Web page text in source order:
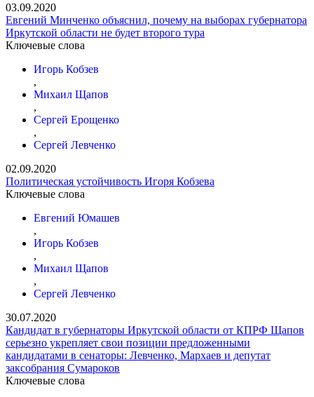
03.09.2020
Евгений Минченко объяснил, почему на выборах губернатора
Иркутской области не будет второго тура
Ключевые слова
Игорь Кобзев
,
Михаил Щапов
,
Сергей Ерощенко
,
Сергей Левченко
02.09.2020
Политическая устойчивость Игоря Кобзева
Ключевые слова
Евгений Юмашев
,
Игорь Кобзев
,
Михаил Щапов
,
Сергей Левченко
30.07.2020
Кандидат в губернаторы Иркутской области от КПРФ Щапов
серьезно укрепляет свои позиции предложенными
кандидатами в сенаторы: Левченко, Мархаев и депутат
заксобрания Сумароков
Ключевые слова